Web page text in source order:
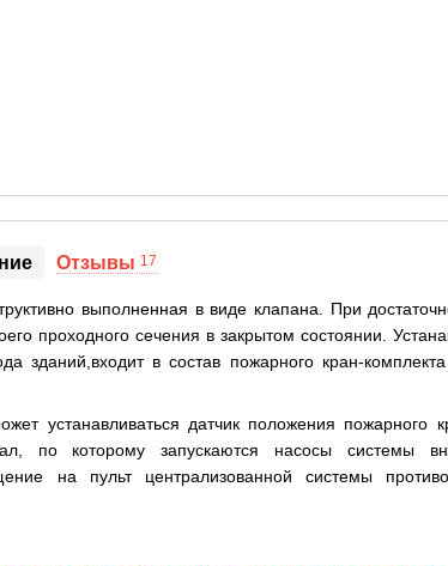
Отзывы 17
выполненная в виде клапана. При
проходного сечения в закрытом состоянии.
зданий,входит в состав пожарного кран-
устанавливаться датчик положения пожарного
по которому запускаются насосы системы
на пульт централизованной системы